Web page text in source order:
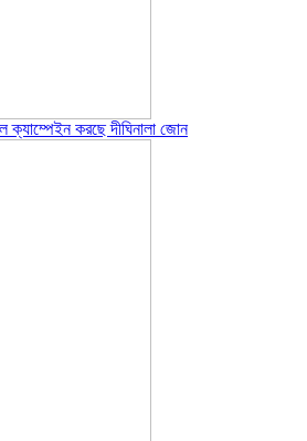
ক্যাম্পেইন করছে দীঘিনালা জোন